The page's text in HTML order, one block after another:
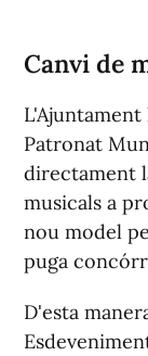
Canvi de
L'Ajuntament
Patronat
directament
musicals a
nou model
puga
D'esta